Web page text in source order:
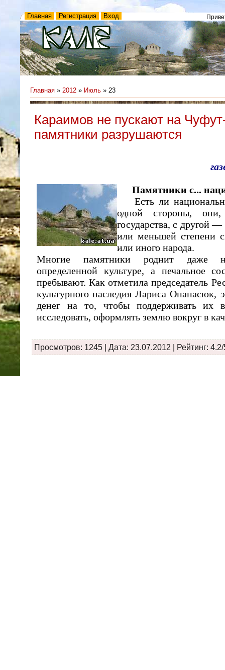
Главная Регистрация Вход
Главная » 2012 » Июль » 23
Караимов не пускают на
памятники разрушаются
Памятники с...
Есть ли
одной стороны, они,
государства, с другой
или меньшей степени
или иного народа.
Многие памятники роднит даже
определенной культуре, а печальное
пребывают. Как отметила председатель
культурного наследия Лариса Опанасюк,
денег на то, чтобы поддерживать их
исследовать, оформлять землю вокруг в
Просмотров: 1245 | Дата: 23.07.2012 | Рейтинг: